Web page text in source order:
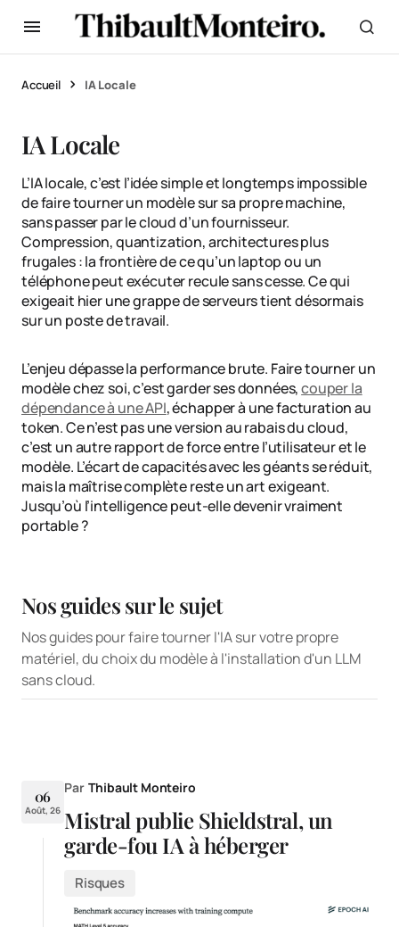
Accueil IA Locale
IA Locale
L’IA locale, c’est l’idée simple et longtemps impossible
de faire tourner un modèle sur sa propre machine,
sans passer par le cloud d’un fournisseur.
Compression, quantization, architectures plus
frugales : la frontière de ce qu’un laptop ou un
téléphone peut exécuter recule sans cesse. Ce qui
exigeait hier une grappe de serveurs tient désormais
sur un poste de travail.
L’enjeu dépasse la performance brute. Faire tourner un
modèle chez soi, c’est garder ses données,couper la
dépendance à une API, échapper à une facturation au
token. Ce n’est pas une version au rabais du cloud,
c’est un autre rapport de force entre l’utilisateur et le
modèle. L’écart de capacités avec les géants se réduit,
mais la maîtrise complète reste un art exigeant.
Jusqu’où l’intelligence peut-elle devenir vraiment
portable ?
Nos guides sur le sujet
Nos guides pour faire tourner l'IA sur votre propre
matériel, du choix du modèle à l'installation d'un LLM
sans cloud.
Un agent IA open
source déplace la
facture, sans
IA image gratuite,
vraiment le gratuit
Faire tourner une
IA en local, sans
06
Août, 26
Par Thibault Monteiro
Mistral publie Shieldstral, un
garde-fou IA à héberger
Risques